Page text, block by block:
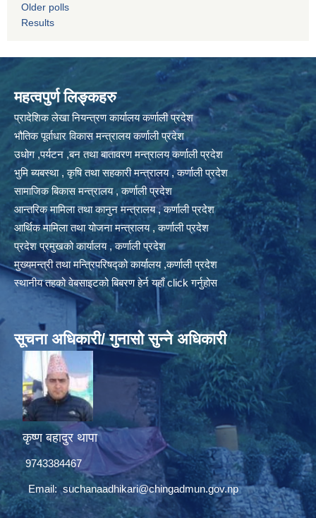
Older polls
Results
महत्वपुर्ण लिङ्कहरु
प्रादेशिक लेखा नियन्त्रण कार्यालय कर्णाली प्रदेश
भौतिक पूर्वाधार विकास मन्त्रालय कर्णाली प्रदेश
उधोग ,पर्यटन ,बन तथा बातावरण मन्त्रालय कर्णाली प्रदेश
भुमि ब्यबस्था , कृषि तथा सहकारी मन्त्रालय , कर्णाली प्रदेश
सामाजिक बिकास मन्त्रालय , कर्णाली प्रदेश
आन्तरिक मामिला तथा कानुन मन्त्रालय , कर्णाली प्रदेश
आर्थिक मामिला तथा योजना मन्त्रालय , कर्णाली प्रदेश
प्रदेश प्रमुखको कार्यालय , कर्णाली प्रदेश
मुख्यमन्त्री तथा मन्त्रिपरिषद्को कार्यालय ,कर्णाली प्रदेश
स्थानीय तहको वेबसाइटको बिबरण हेर्न यहाँ click गर्नुहोस
सूचना अधिकारी/ गुनासो सुन्ने अधिकारी
कृष्ण बहादुर थापा
9743384467
Email:suchanaadhikari@chingadmun.gov.np